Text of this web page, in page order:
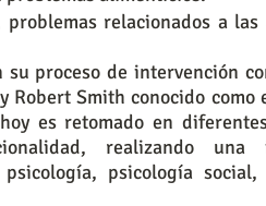
relacionados a las
su proceso de intervención
Smith conocido como
es retomado en
realizando una
psicología